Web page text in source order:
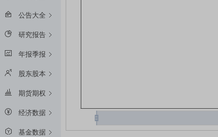
公告大全
研究报告
年报季报
股东股本
期货期权
经济数据
基金数据